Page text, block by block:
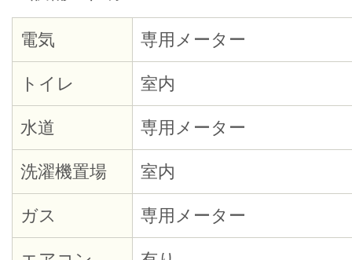
電気 専用メーター
トイレ 室内
水道 専用メーター
洗濯機置場 室内
ガス 専用メーター